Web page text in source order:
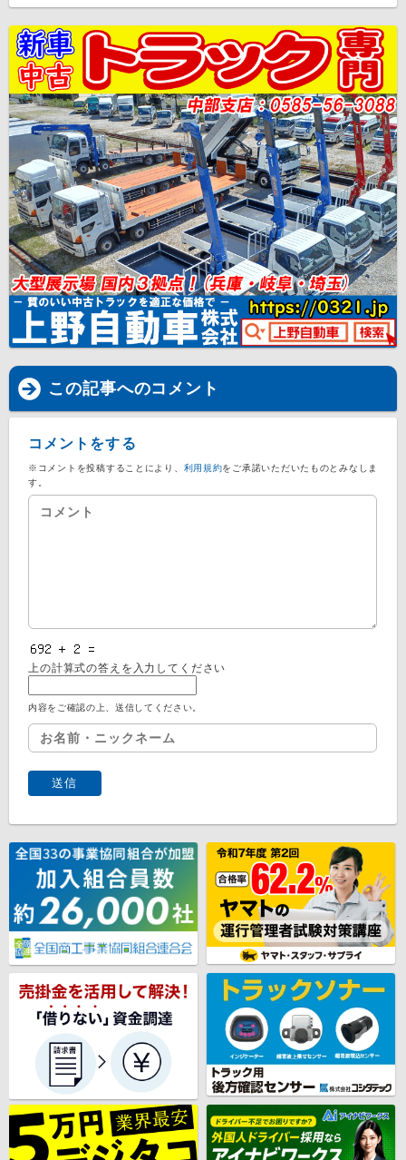
この記事へのコメント
コメントをする
※コメントを投稿することにより、 利用規約をご承諾いただいたものとみなしま
す。
上の計算式の答えを入力してください
内容をご確認の上、送信してください。